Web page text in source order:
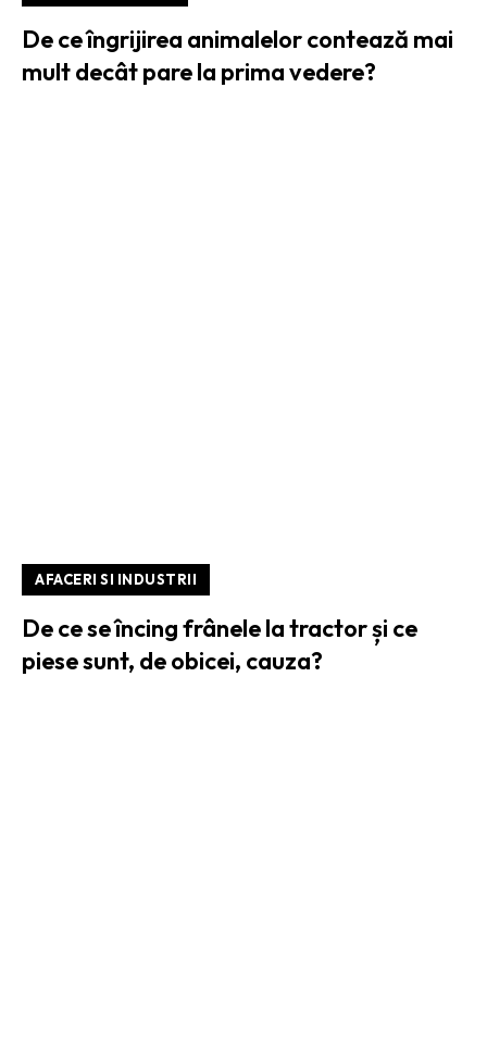
De ce îngrijirea animalelor contează mai
mult decât pare la prima vedere?
AFACERI SI INDUSTRII
De ce se încing frânele la tractor și ce
piese sunt, de obicei, cauza?